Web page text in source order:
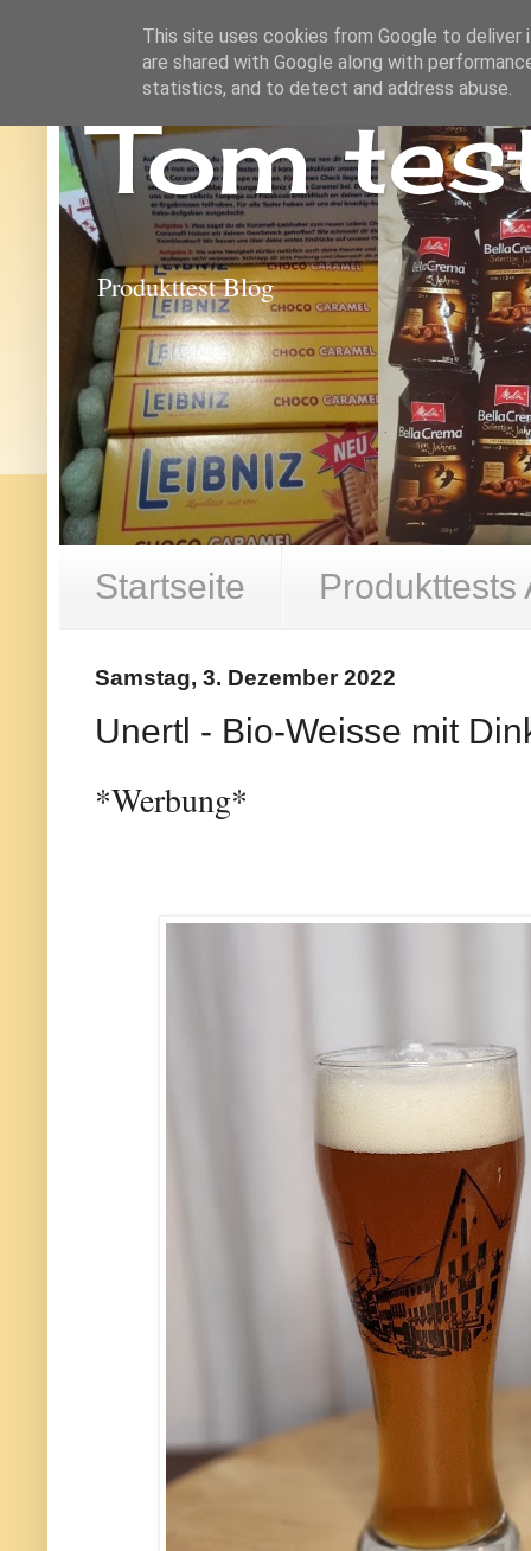
Tom
Produkttest Blog
Startseite Produkttests
Samstag, 3. Dezember 2022
Unertl - Bio-Weisse mit
*Werbung*
This site uses cookies from Google to deliver
are shared with Google along with
statistics, and to detect and address abuse.